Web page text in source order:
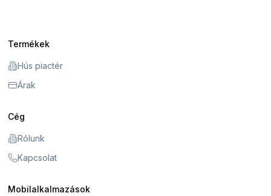
Termékek
Hús piactér
Árak
Cég
Rólunk
Kapcsolat
Mobilalkalmazások